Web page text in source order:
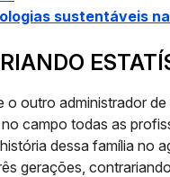
sustentáveis
o outro administrador de
campo todas as
dessa família no
gerações,